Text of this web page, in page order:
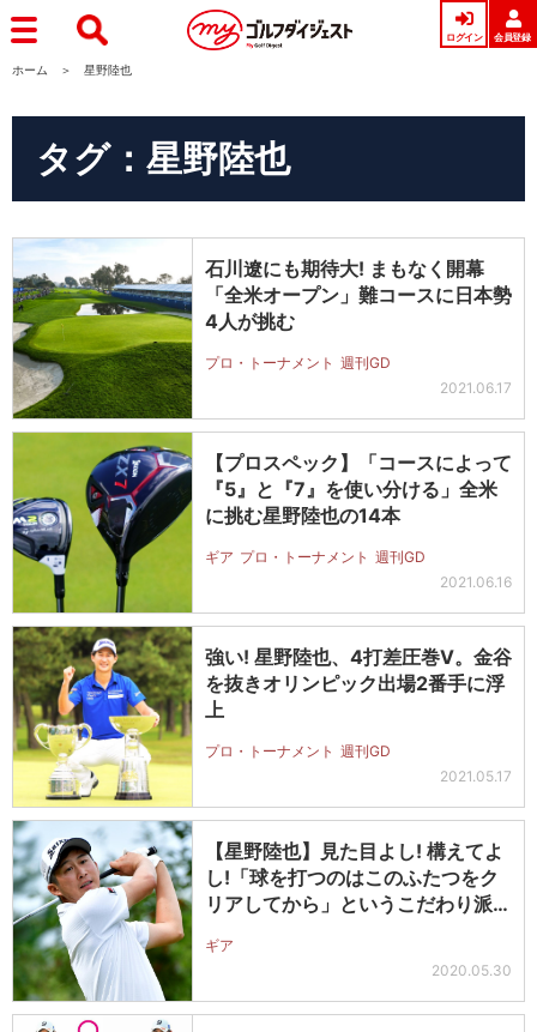
ログイン 会員登録
ホーム 星野陸也
タグ：星野陸也
石川遼にも期待大! まもなく開幕
「全米オープン」難コースに日本勢
4人が挑む
プロ・トーナメント 週刊GD
2021.06.17
【プロスペック】「コースによって
『5』と『7』を使い分ける」全米
に挑む星野陸也の14本
ギア プロ・トーナメント 週刊GD
2021.06.16
強い! 星野陸也、4打差圧巻V。金谷
を抜きオリンピック出場2番手に浮
上
プロ・トーナメント 週刊GD
2021.05.17
【星野陸也】見た目よし! 構えてよ
し!「球を打つのはこのふたつをク
リアしてから」というこだわり派の
ギア
2020.05.30